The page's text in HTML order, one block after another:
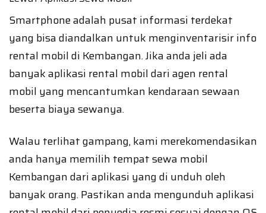
Smartphone adalah pusat informasi terdekat
yang bisa diandalkan untuk menginventarisir info
rental mobil di Kembangan. Jika anda jeli ada
banyak aplikasi rental mobil dari agen rental
mobil yang mencantumkan kendaraan sewaan
beserta biaya sewanya.
Walau terlihat gampang, kami merekomendasikan
anda hanya memilih tempat sewa mobil
Kembangan dari aplikasi yang di unduh oleh
banyak orang. Pastikan anda mengunduh aplikasi